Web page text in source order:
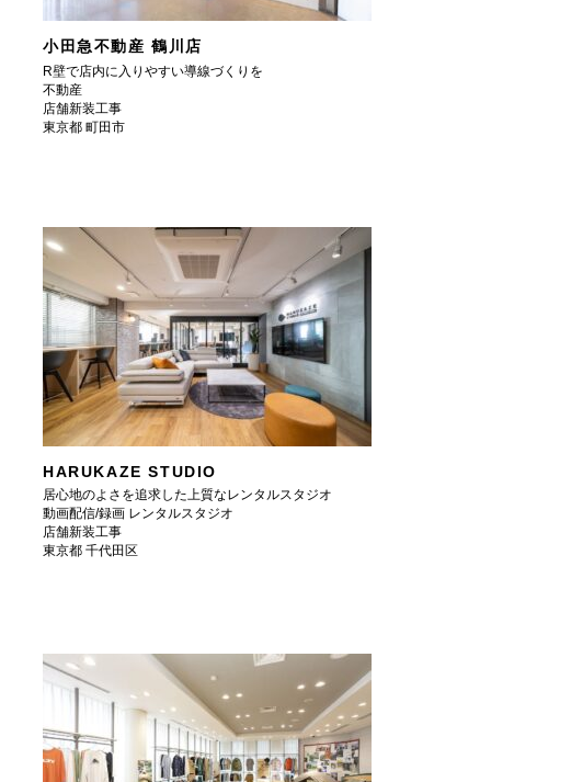
小田急不動産 鶴川店
R壁で店内に入りやすい導線づくりを
不動産
店舗新装工事
東京都 町田市
HARUKAZE STUDIO
居心地のよさを追求した上質なレンタルスタジオ
動画配信/録画 レンタルスタジオ
店舗新装工事
東京都 千代田区